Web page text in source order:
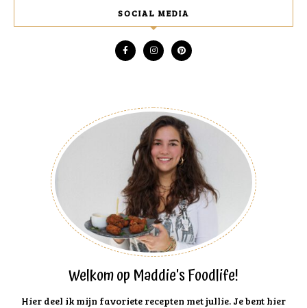
SOCIAL MEDIA
Welkom op Maddie's Foodlife!
Hier deel ik mijn favoriete recepten met jullie. Je bent hier